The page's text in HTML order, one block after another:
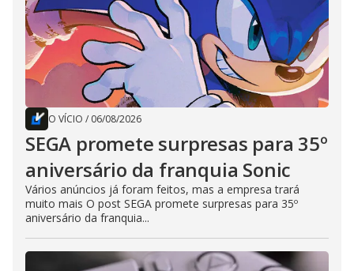
O VÍCIO / 06/08/2026
SEGA promete surpresas para 35º
aniversário da franquia Sonic
Vários anúncios já foram feitos, mas a empresa trará
muito mais O post SEGA promete surpresas para 35º
aniversário da franquia...